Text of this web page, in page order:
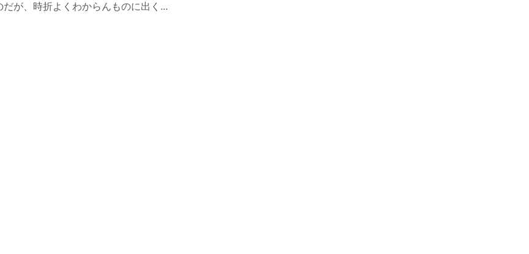
だが、時折よくわからんものに出く...